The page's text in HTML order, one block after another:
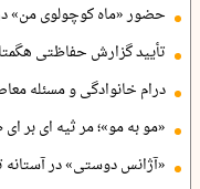
حضور «ماه کوچولوی من» در
تأیید گزارش حفاظتی
درام خانوادگی و مسئله
«مو به مو»؛ مر ثیه ای بر
«آژانس دوستی» در آستانه